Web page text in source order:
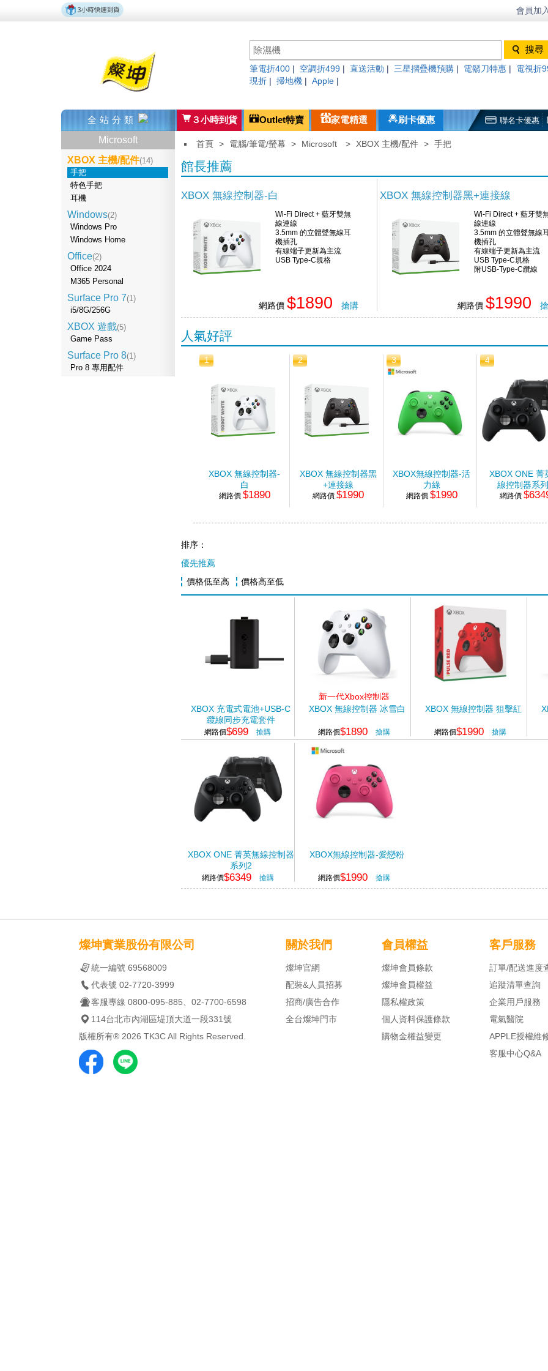
會員加
筆電折400 空調折499 直送活動 三星摺疊機預購 電鬍刀特惠
電視折
現折
掃地機 Apple
全站分類 ３小時到貨 Outlet特賣 家電精選 刷卡優惠 聯名卡優惠
Microsoft
XBOX 主機/配件(14)
手把
特色手把
耳機
Windows(2)
Windows Pro
Windows Home
Office(2)
Office 2024
M365 Personal
Surface Pro 7(1)
i5/8G/256G
XBOX 遊戲(5)
Game Pass
Surface Pro 8(1)
Pro 8 專用配件
首頁 > 電腦/筆電/螢幕 > Microsoft > XBOX 主機/配件 > 手把
館長推薦
XBOX 無線控制器-白
Wi-Fi Direct + 藍牙雙無
線連線
3.5mm 的立體聲無線耳
機插孔
有線端子更新為主流
USB Type-C規格
網路價 $1890 搶購
XBOX 無線控制器黑+連接線
Wi-Fi Direct + 藍牙雙
線連線
3.5mm 的立體聲無線
機插孔
有線端子更新為主流
USB Type-C規格
附USB-Type-C纜線
網路價 $1990
人氣好評
1
XBOX 無線控制器-
白
網路價 $1890
2
XBOX 無線控制器黑
+連接線
網路價 $1990
3
XBOX無線控制器-活
力綠
網路價 $1990
4
XBOX ONE 菁
線控制器系
網路價
排序：
優先推薦
價格低至高
價格高至低
XBOX 充電式電池+USB-C
纜線同步充電套件
網路價$699 搶購
新一代Xbox控制器
XBOX 無線控制器 冰雪白
網路價$1890 搶購
XBOX 無線控制器 狙擊紅
網路價$1990 搶購
XBOX ONE 菁英無線控制器
系列2
網路價$6349 搶購
XBOX無線控制器-愛戀粉
網路價$1990 搶購